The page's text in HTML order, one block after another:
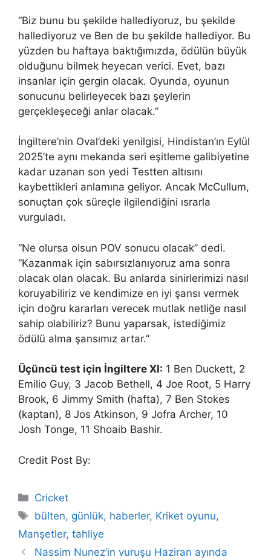
“Biz bunu bu şekilde hallediyoruz, bu şekilde
hallediyoruz ve Ben de bu şekilde hallediyor. Bu
yüzden bu haftaya baktığımızda, ödülün büyük
olduğunu bilmek heyecan verici. Evet, bazı
insanlar için gergin olacak. Oyunda, oyunun
sonucunu belirleyecek bazı şeylerin
gerçekleşeceği anlar olacak.”
İngiltere’nin Oval’deki yenilgisi, Hindistan’ın Eylül
2025’te aynı mekanda seri eşitleme galibiyetine
kadar uzanan son yedi Testten altısını
kaybettikleri anlamına geliyor. Ancak McCullum,
sonuçtan çok süreçle ilgilendiğini ısrarla
vurguladı.
“Ne olursa olsun POV sonucu olacak” dedi.
“Kazanmak için sabırsızlanıyoruz ama sonra
olacak olan olacak. Bu anlarda sinirlerimizi nasıl
koruyabiliriz ve kendimize en iyi şansı vermek
için doğru kararları verecek mutlak netliğe nasıl
sahip olabiliriz? Bunu yaparsak, istediğimiz
ödülü alma şansımız artar.”
Üçüncü test için İngiltere XI: 1 Ben Duckett, 2
Emilio Guy, 3 Jacob Bethell, 4 Joe Root, 5 Harry
Brook, 6 Jimmy Smith (hafta), 7 Ben Stokes
(kaptan), 8 Jos Atkinson, 9 Jofra Archer, 10
Josh Tonge, 11 Shoaib Bashir.
Credit Post By:
Categories
Cricket
Tags
bülten, günlük, haberler, Kriket oyunu,
Manşetler, tahliye
Nassim Nunez’in vuruşu Haziran ayında